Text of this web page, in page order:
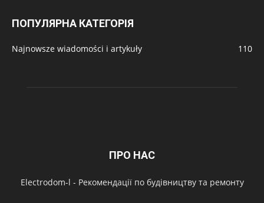
ПОПУЛЯРНА КАТЕГОРІЯ
Najnowsze wiadomości i artykuły 110
ПРО НАС
Electrodom-l - Рекомендації по будівництву та ремонту